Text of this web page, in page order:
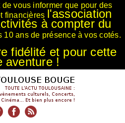
vous informer que pour des
financières l'association
à compter du
10 ans de présence à vos cotés.
fidélité et pour cette
aventure !